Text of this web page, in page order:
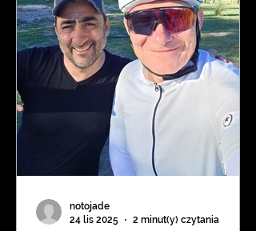
notojade
24 lis 2025
2 minut(y) czytania